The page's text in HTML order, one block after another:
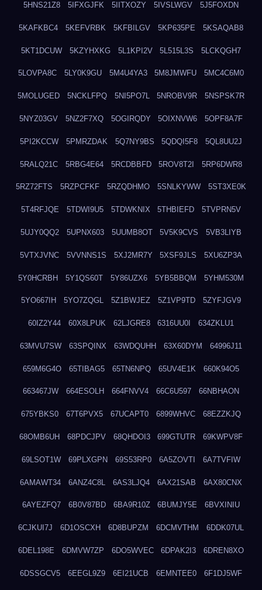
5HNS21Z8 5IFXGJFK 5IITXOZY 5IVSLWGV 5J5FOXDN
5KAFKBC4 5KEFVRBK 5KFBILGV 5KP635PE 5KSAQAB8
5KT1DCUW 5KZYHXKG 5L1KPI2V 5L515L3S 5LCKQGH7
5LOVPA8C 5LY0K9GU 5M4U4YA3 5M8JMWFU 5MC4C6M0
5MOLUGED 5NCKLFPQ 5NI5PO7L 5NROBV9R 5NSPSK7R
5NYZ03GV 5NZ2F7XQ 5OGIRQDY 5OIXNVW6 5OPF8A7F
5PI2KCCW 5PMRZDAK 5Q7NY9BS 5QDQI5F8 5QL8UU2J
5RALQ21C 5RBG4E64 5RCDBBFD 5ROV8T2I 5RP6DWR8
5RZ72FTS 5RZPCFKF 5RZQDHMO 5SNLKYWW 5ST3XE0K
5T4RFJQE 5TDWI9U5 5TDWKNIX 5THBIEFD 5TVPRN5V
5UJY0QQ2 5UPNX603 5UUMB8OT 5V5K9CVS 5VB3LIYB
5VTXJVNC 5VVNNS1S 5XJ2MR7Y 5XSF9JLS 5XU6ZP3A
5Y0HCRBH 5Y1QS60T 5Y86UZX6 5YB5BBQM 5YHM530M
5YO667IH 5YO7ZQGL 5Z1BWJEZ 5Z1VP9TD 5ZYFJGV9
60IZ2Y44 60X8LPUK 62LJGRE8 6316UU0I 634ZKLU1
63MVU7SW 63SPQINX 63WDQUHH 63X60DYM 64996J11
659M6G4O 65TIBAG5 65TN6NPQ 65UV4E1K 660K94O5
663467JW 664ESOLH 664FNVV4 66C6U597 66NBHAON
675YBKS0 67T6PVX5 67UCAPT0 6899WHVC 68EZZKJQ
68OMB6UH 68PDCJPV 68QHDOI3 699GTUTR 69KWPV8F
69LSOT1W 69PLXGPN 69S53RP0 6A5ZOVTI 6A7TVFIW
6AMAWT34 6ANZ4C8L 6AS3LJQ4 6AX21SAB 6AX80CNX
6AYEZFQ7 6B0V87BD 6BA9R10Z 6BUMJY5E 6BVXINIU
6CJKUI7J 6D1OSCXH 6D8BUPZM 6DCMVTHM 6DDK07UL
6DEL198E 6DMVW7ZP 6DO5WVEC 6DPAK2I3 6DREN8XO
6DSSGCV5 6EEGL9Z9 6EI21UCB 6EMNTEE0 6F1DJ5WF